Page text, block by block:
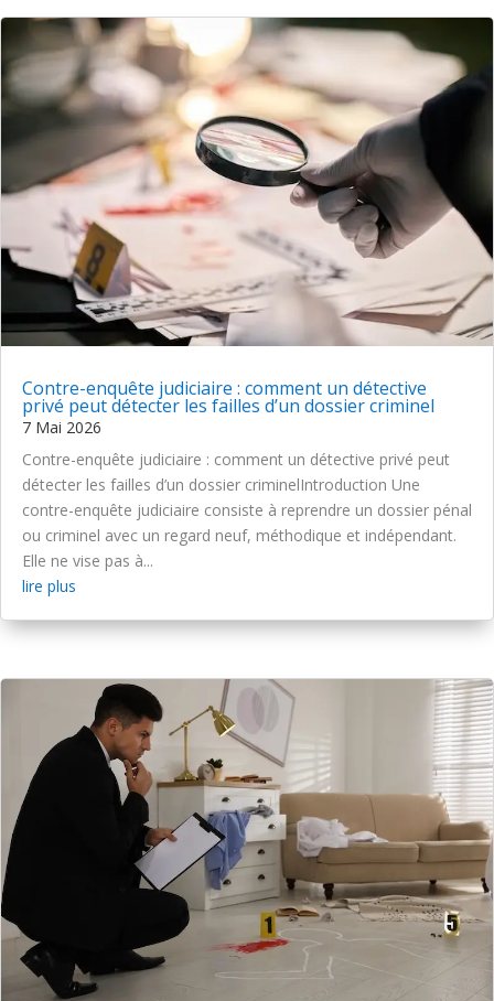
Contre-enquête judiciaire : comment un détective
privé peut détecter les failles d’un dossier criminel
7 Mai 2026
Contre-enquête judiciaire : comment un détective privé peut
détecter les failles d’un dossier criminelIntroduction Une
contre-enquête judiciaire consiste à reprendre un dossier pénal
ou criminel avec un regard neuf, méthodique et indépendant.
Elle ne vise pas à...
lire plus